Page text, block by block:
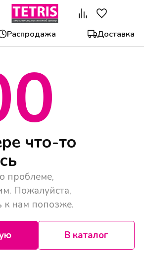
Распродажа Доставка
что-то
проблеме,
Пожалуйста,
к нам попозже.
В каталог